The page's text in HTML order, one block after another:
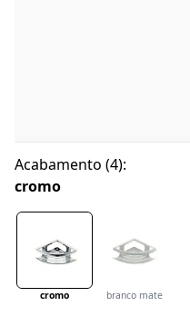
Acabamento (4):
cromo
cromo branco mate